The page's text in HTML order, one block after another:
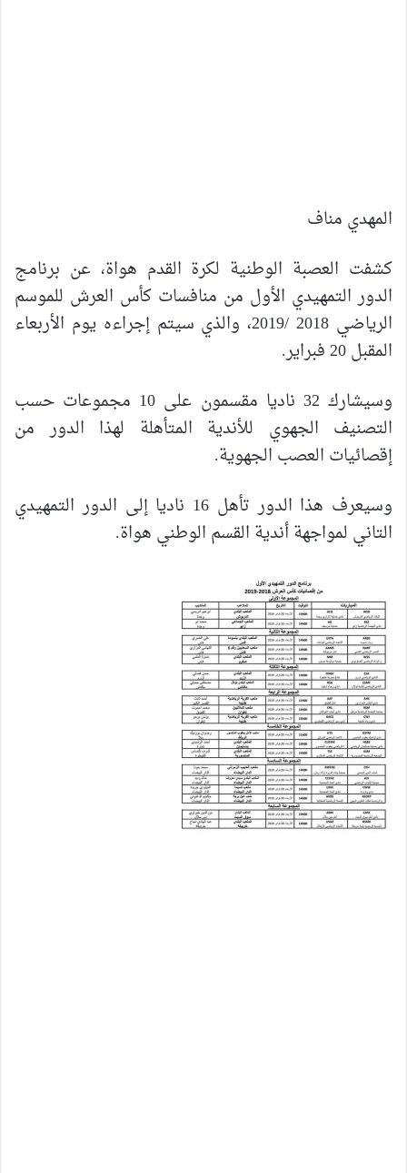
المهدي مناف
كشفت العصبة الوطنية لكرة القدم هواة، عن برنامج
الدور التمهيدي الأول من منافسات كأس العرش للموسم
الرياضي 2018 /2019، والذي سيتم إجراءه يوم الأربعاء
المقبل 20 فبراير.
وسيشارك 32 ناديا مقسمون على 10 مجموعات حسب
التصنيف الجهوي للأندية المتأهلة لهذا الدور من
إقصائيات العصب الجهوية.
وسيعرف هذا الدور تأهل 16 ناديا إلى الدور التمهيدي
التاني لمواجهة أندية القسم الوطني هواة.